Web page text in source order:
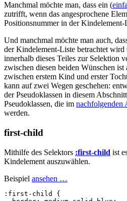
Manchmal möchte man, dass ein (
zutrifft, wenn das angesprochene
Positionsnummer in der Kindelement-
Und manchmal möchte man auch,
der Kindelement-Liste betrachtet
innerhalb dieses Teiles zur Selektion
zwischen diesen beiden Wünschen ist
zwischen erstem Kind und erster
kann auf zwei Wegen geschehen:
der Pseudoklassen in diesem
Pseudoklassen, die im nachfolgenden
werden.
first-child
Mithilfe des Selektors :first-child ist
Kindelement auszuwählen.
Beispiel ansehen …
:first-child
{